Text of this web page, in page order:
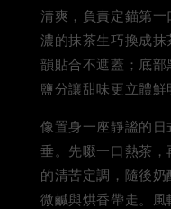
清爽，負責定錨第
濃的抹茶生巧換成
韻貼合不遮蓋；底
鹽分讓甜味更立體鮮
像置身一座靜謐的
垂。先啜一口熱茶
的清苦定調，隨後
微鹹與烘香帶走。